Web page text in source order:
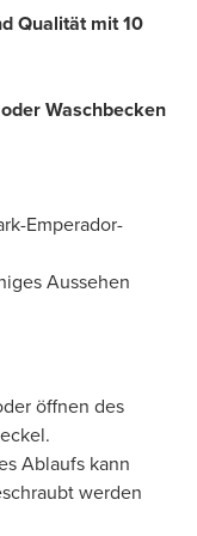
Qualität mit 10
Waschbecken
Emperador-
Aussehen
öffnen des
Ablaufs kann
werden